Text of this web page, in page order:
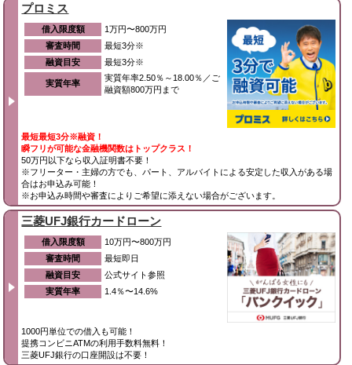
プロミス
借入限度額
1万円〜800万円
審査時間
最短3分※
融資目安
最短3分※
実質年率
実質年率2.50％～18.00％／ご
融資額800万円まで
最短最短3分※融資！
瞬フリが可能な金融機関数はトップクラス！
50万円以下なら収入証明書不要！
※フリーター・主婦の方でも、パート、アルバイトによる安定した収入がある場
合はお申込み可能！
※お申込み時間や審査によりご希望に添えない場合がございます。
三菱UFJ銀行カードローン
借入限度額
10万円〜800万円
審査時間
最短即日
融資目安
公式サイト参照
実質年率
1.4％〜14.6%
1000円単位での借入も可能！
提携コンビニATMの利用手数料無料！
三菱UFJ銀行の口座開設は不要！